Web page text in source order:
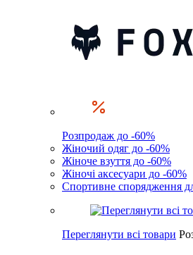
Розпродаж до -60%
Жіночий одяг до -60%
Жіноче взуття до -60%
Жіночі аксесуари до -60%
Спортивне спорядження
Переглянути всі товари